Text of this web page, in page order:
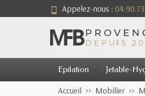
Appelez-nous :
Epilation Jetable-
Accueil Mobilier